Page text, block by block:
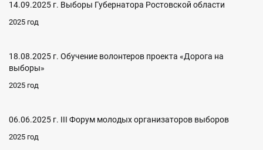
14.09.2025 г. Выборы Губернатора Ростовской области
2025 год
18.08.2025 г. Обучение волонтеров проекта «Дорога на
выборы»
2025 год
06.06.2025 г. III Форум молодых организаторов выборов
2025 год